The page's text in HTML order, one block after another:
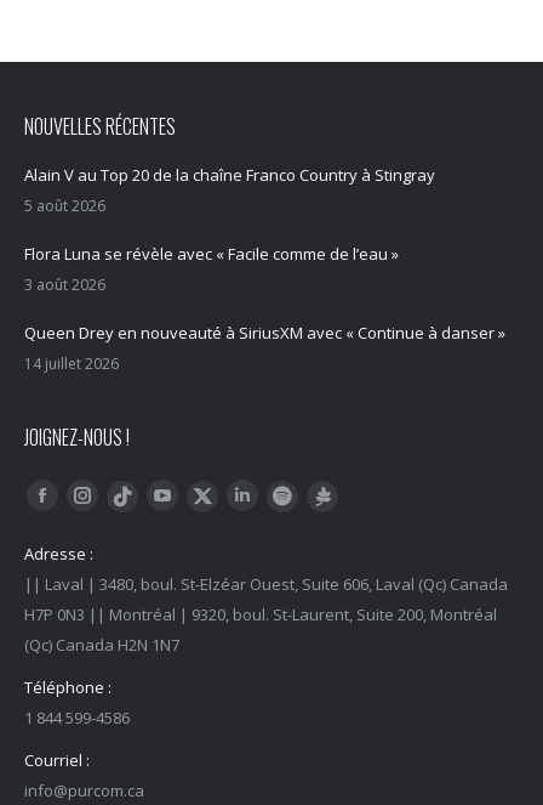
NOUVELLES RÉCENTES
Alain V au Top 20 de la chaîne Franco Country à Stingray
5 août 2026
Flora Luna se révèle avec « Facile comme de l’eau »
3 août 2026
Queen Drey en nouveauté à SiriusXM avec « Continue à danser »
14 juillet 2026
JOIGNEZ-NOUS !
Trouvez nous sur :
FacebookInstagram
Tiktok YouTubeTwitter LinkedInSpotify
Adresse :
|| Laval | 3480, boul. St-Elzéar Ouest, Suite 606, Laval (Qc) Canada
H7P 0N3 || Montréal | 9320, boul. St-Laurent, Suite 200, Montréal
(Qc) Canada H2N 1N7
Téléphone :
1 844 599-4586
Courriel :
info@purcom.ca